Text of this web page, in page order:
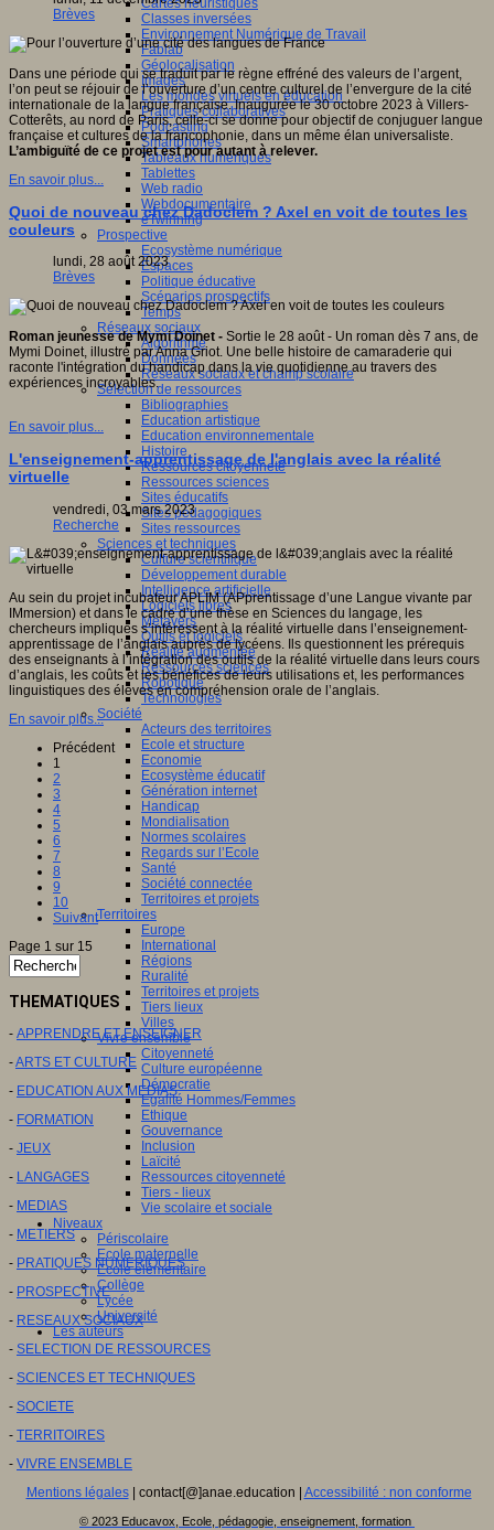
Cartes heuristiques
Classes inversées
Environnement Numérique de Travail
Fablab
Géolocalisation
Images
Les mondes virtuels en éducation
Pratiques collaboratives
Podcasting
Smartphones
Tableaux numériques
Tablettes
Web radio
Webdocumentaire
eTwinning
Prospective
Ecosystème numérique
Espaces
Politique éducative
Scénarios prospectifs
Temps
Réseaux sociaux
Algorithme
Données
Réseaux sociaux et champ scolaire
Sélection de ressources
Bibliographies
Education artistique
Education environnementale
Histoire
Ressources citoyenneté
Ressources sciences
Sites éducatifs
Sites pédagogiques
Sites ressources
Sciences et techniques
Culture scientifique
Développement durable
Intelligence artificielle
Logiciels libres
Métavers
Outils et logiciels
Réalité augmentée
Ressources sciences
Robotique
Technologies
Société
Acteurs des territoires
Ecole et structure
Economie
Ecosystème éducatif
Génération internet
Handicap
Mondialisation
Normes scolaires
Regards sur l’Ecole
Santé
Société connectée
Territoires et projets
Territoires
Europe
International
Régions
Ruralité
Territoires et projets
Tiers lieux
Villes
Vivre ensemble
Citoyenneté
Culture européenne
Démocratie
Egalité Hommes/Femmes
Ethique
Gouvernance
Inclusion
Laïcité
Ressources citoyenneté
Tiers - lieux
Vie scolaire et sociale
Niveaux
Périscolaire
Ecole maternelle
Ecole élémentaire
Collège
Lycée
Université
Les auteurs
Brèves
Dans une période qui se traduit par le règne effréné des valeurs de l’argent,
l’on peut se réjouir de l’ouverture d’un centre culturel de l’envergure de la cité
internationale de la langue française. Inaugurée le 30 octobre 2023 à Villers-
Cotterêts, au nord de Paris, celle-ci se donne pour objectif de conjuguer langue
française et cultures de la francophonie, dans un même élan universaliste.
L’ambiguïté de ce projet est pour autant à relever.
En savoir plus...
Quoi de nouveau chez Dadoclem ? Axel en voit de toutes les
couleurs
lundi, 28 août 2023
Brèves
Roman jeunesse de Mymi Doinet - Sortie le 28 août - Un roman dès 7 ans, de
Mymi Doinet, illustré par Anna Griot. Une belle histoire de camaraderie qui
raconte l'intégration du handicap dans la vie quotidienne au travers des
expériences incroyables.
En savoir plus...
L'enseignement-apprentissage de l'anglais avec la réalité
virtuelle
vendredi, 03 mars 2023
Recherche
Au sein du projet incubateur APLIM (APprentissage d’une Langue vivante par
IMmersion) et dans le cadre d’une thèse en Sciences du langage, les
chercheurs impliqués s’intéressent à la réalité virtuelle dans l’enseignement-
apprentissage de l’anglais auprès de lycéens. Ils questionnent les prérequis
des enseignants à l’intégration des outils de la réalité virtuelle dans leurs cours
d’anglais, les coûts et les bénéfices de leurs utilisations et, les performances
linguistiques des élèves en compréhension orale de l’anglais.
En savoir plus...
Précédent
1
2
3
4
5
6
7
8
9
10
Suivant
Page 1 sur 15
THEMATIQUES
- APPRENDRE ET ENSEIGNER
-ARTS ET CULTURE
- EDUCATION AUX MEDIAS
- FORMATION
- JEUX
- LANGAGES
- MEDIAS
- METIERS
- PRATIQUES NUMERIQUES
- PROSPECTIVE
- RESEAUX SOCIAUX
- SELECTION DE RESSOURCES
- SCIENCES ET TECHNIQUES
- SOCIETE
- TERRITOIRES
- VIVRE ENSEMBLE
Mentions légales| contact[@]anae.education | Accessibilité : non conforme
© 2023 Educavox, Ecole, pédagogie, enseignement, formation